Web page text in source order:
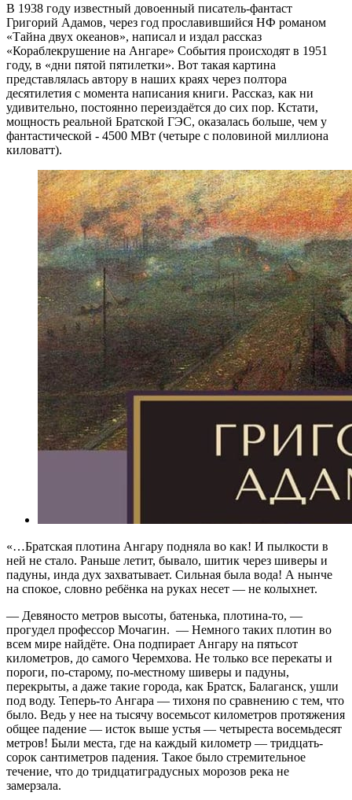
В 1938 году известный довоенный писатель-фантаст
Григорий Адамов, через год прославившийся НФ романом
«Тайна двух океанов», написал и издал рассказ
«Кораблекрушение на Ангаре» События происходят в 1951
году, в «дни пятой пятилетки». Вот такая картина
представлялась автору в наших краях через полтора
десятилетия с момента написания книги. Рассказ, как ни
удивительно, постоянно переиздаётся до сих пор. Кстати,
мощность реальной Братской ГЭС, оказалась больше, чем у
фантастической - 4500 МВт (четыре с половиной миллиона
киловатт).
«…Братская плотина Ангару подняла во как! И пылкости в
ней не стало. Раньше летит, бывало, шитик через шиверы и
падуны, инда дух захватывает. Сильная была вода! А нынче
на спокое, словно ребёнка на руках несет — не колыхнет.
— Девяносто метров высоты, батенька, плотина-то, —
прогудел профессор Мочагин. — Немного таких плотин во
всем мире найдёте. Она подпирает Ангару на пятьсот
километров, до самого Черемхова. Не только все перекаты и
пороги, по-старому, по-местному шиверы и падуны,
перекрыты, а даже такие города, как Братск, Балаганск, ушли
под воду. Теперь-то Ангара — тихоня по сравнению с тем, что
было. Ведь у нее на тысячу восемьсот километров протяжения
общее падение — исток выше устья — четыреста восемьдесят
метров! Были места, где на каждый километр — тридцать-
сорок сантиметров падения. Такое было стремительное
течение, что до тридцатиградусных морозов река не
замерзала.